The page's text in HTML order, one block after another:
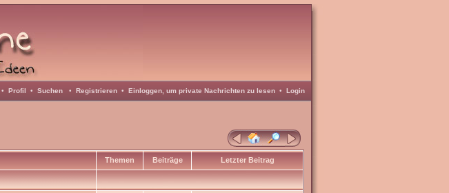
• Profil • Suchen • Registrieren • Einloggen, um private Nachrichten zu lesen • Login
Themen Beiträge Letzter Beitrag